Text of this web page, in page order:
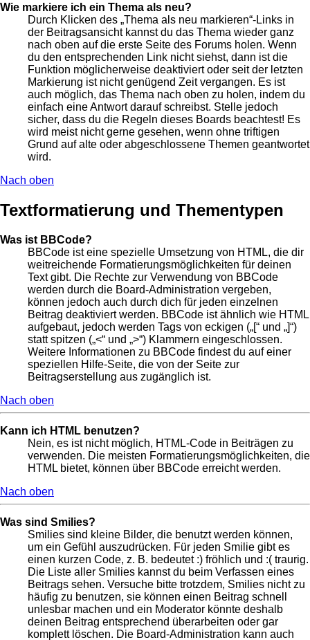
Wie markiere ich ein Thema als neu?
Durch Klicken des „Thema als neu markieren“-Links in
der Beitragsansicht kannst du das Thema wieder ganz
nach oben auf die erste Seite des Forums holen. Wenn
du den entsprechenden Link nicht siehst, dann ist die
Funktion möglicherweise deaktiviert oder seit der letzten
Markierung ist nicht genügend Zeit vergangen. Es ist
auch möglich, das Thema nach oben zu holen, indem du
einfach eine Antwort darauf schreibst. Stelle jedoch
sicher, dass du die Regeln dieses Boards beachtest! Es
wird meist nicht gerne gesehen, wenn ohne triftigen
Grund auf alte oder abgeschlossene Themen geantwortet
wird.
Nach oben
Textformatierung und Thementypen
Was ist BBCode?
BBCode ist eine spezielle Umsetzung von HTML, die dir
weitreichende Formatierungsmöglichkeiten für deinen
Text gibt. Die Rechte zur Verwendung von BBCode
werden durch die Board-Administration vergeben,
können jedoch auch durch dich für jeden einzelnen
Beitrag deaktiviert werden. BBCode ist ähnlich wie HTML
aufgebaut, jedoch werden Tags von eckigen („[“ und „]“)
statt spitzen („<“ und „>“) Klammern eingeschlossen.
Weitere Informationen zu BBCode findest du auf einer
speziellen Hilfe-Seite, die von der Seite zur
Beitragserstellung aus zugänglich ist.
Nach oben
Kann ich HTML benutzen?
Nein, es ist nicht möglich, HTML-Code in Beiträgen zu
verwenden. Die meisten Formatierungsmöglichkeiten, die
HTML bietet, können über BBCode erreicht werden.
Nach oben
Was sind Smilies?
Smilies sind kleine Bilder, die benutzt werden können,
um ein Gefühl auszudrücken. Für jeden Smilie gibt es
einen kurzen Code, z. B. bedeutet :) fröhlich und :( traurig.
Die Liste aller Smilies kannst du beim Verfassen eines
Beitrags sehen. Versuche bitte trotzdem, Smilies nicht zu
häufig zu benutzen, sie können einen Beitrag schnell
unlesbar machen und ein Moderator könnte deshalb
deinen Beitrag entsprechend überarbeiten oder gar
komplett löschen. Die Board-Administration kann auch